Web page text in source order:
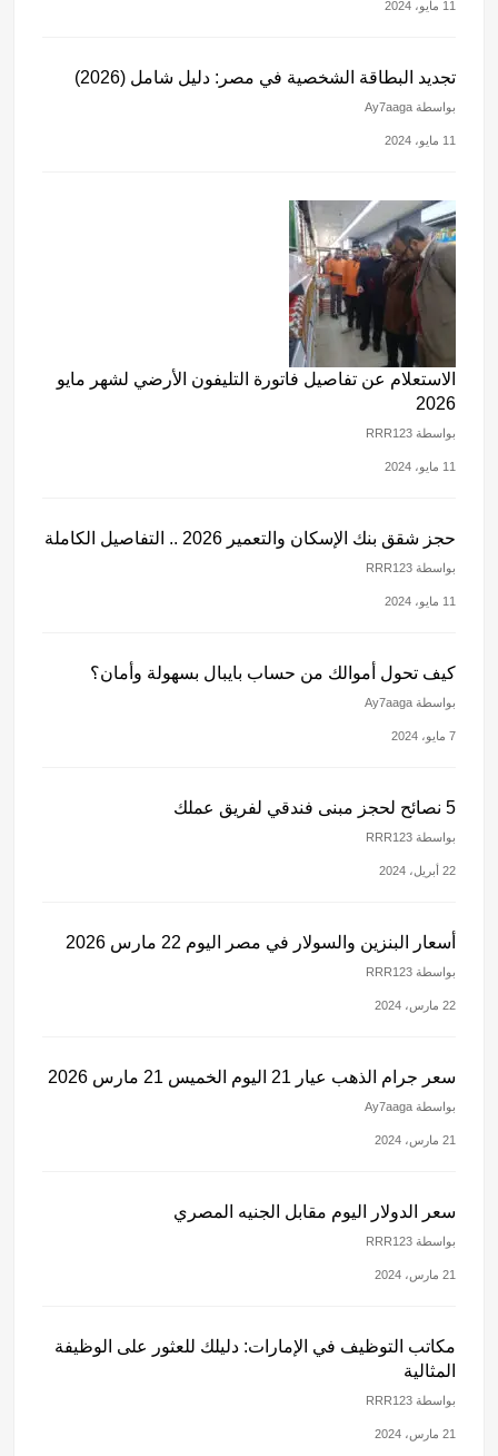
11 مايو، 2024
تجديد البطاقة الشخصية في مصر: دليل شامل (2026)
بواسطة Ay7aaga
11 مايو، 2024
الاستعلام عن تفاصيل فاتورة التليفون الأرضي لشهر مايو
2026
بواسطة RRR123
11 مايو، 2024
حجز شقق بنك الإسكان والتعمير 2026 .. التفاصيل الكاملة
بواسطة RRR123
11 مايو، 2024
كيف تحول أموالك من حساب بايبال بسهولة وأمان؟
بواسطة Ay7aaga
7 مايو، 2024
5 نصائح لحجز مبنى فندقي لفريق عملك
بواسطة RRR123
22 أبريل، 2024
أسعار البنزين والسولار في مصر اليوم 22 مارس 2026
بواسطة RRR123
22 مارس، 2024
سعر جرام الذهب عيار 21 اليوم الخميس 21 مارس 2026
بواسطة Ay7aaga
21 مارس، 2024
سعر الدولار اليوم مقابل الجنيه المصري
بواسطة RRR123
21 مارس، 2024
مكاتب التوظيف في الإمارات: دليلك للعثور على الوظيفة
المثالية
بواسطة RRR123
21 مارس، 2024